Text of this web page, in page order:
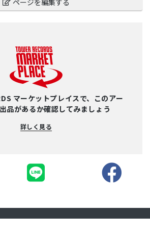
マーケットプレイスで、このアー
品があるか確認してみましょう
詳しく見る